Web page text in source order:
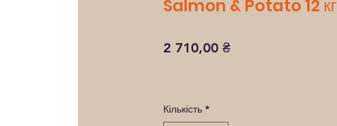
Salmon & Potato 12 кг
2 710,00 ₴Ціна
Кількість *